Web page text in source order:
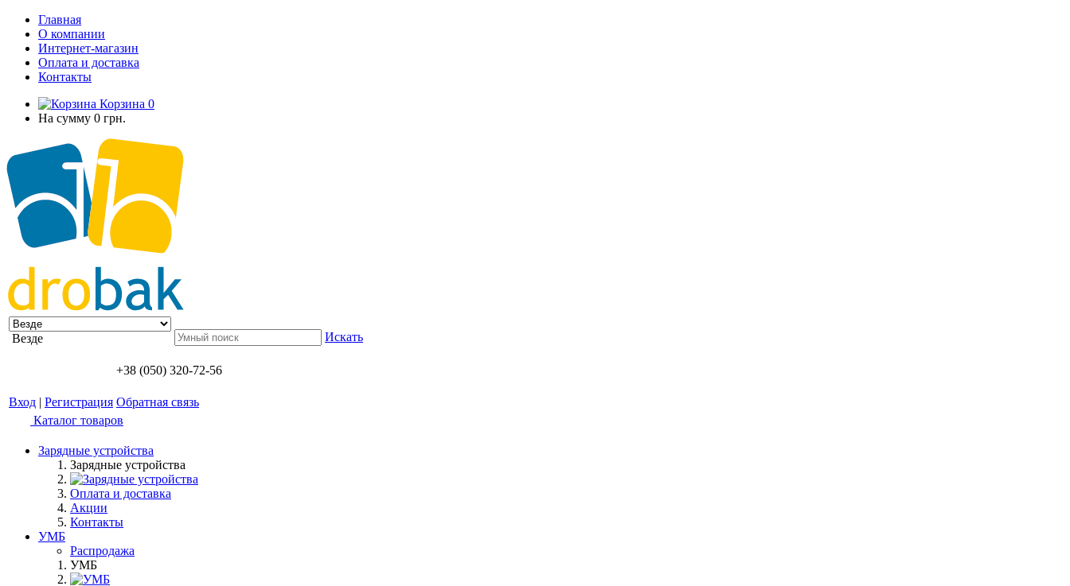
Главная
О компании
Интернет-магазин
Оплата и доставка
Контакты
Корзина 0
На сумму 0 грн.
Везде Искать
+38 (050) 320-72-56
Вход | Регистрация Обратная связь
Каталог товаров
Зарядные устройства
Зарядные устройства
Оплата и доставка
Акции
Контакты
УМБ
Распродажа
УМБ